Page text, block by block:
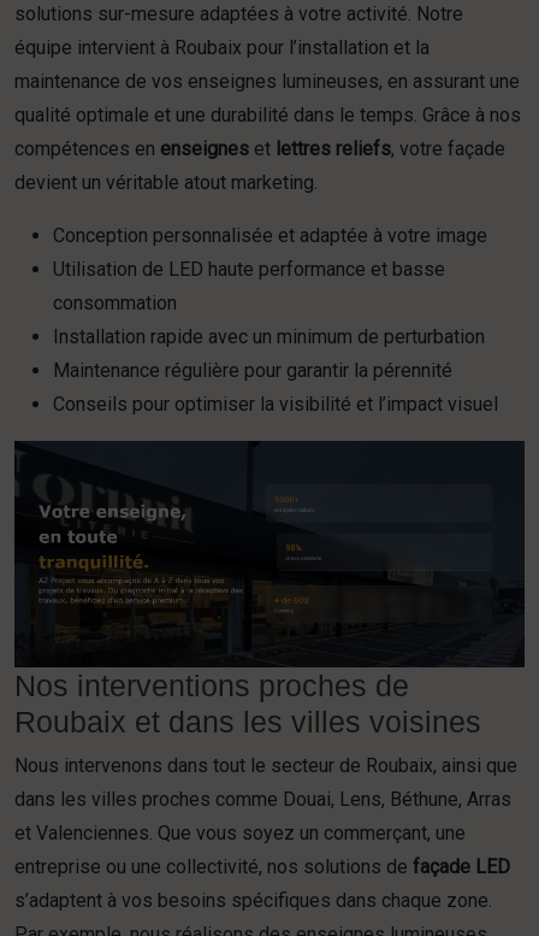
solutions sur-mesure adaptées à votre activité. Notre
équipe intervient à Roubaix pour l’installation et la
maintenance de vos enseignes lumineuses, en assurant une
qualité optimale et une durabilité dans le temps. Grâce à nos
compétences en enseignes et lettres reliefs, votre façade
devient un véritable atout marketing.
Conception personnalisée et adaptée à votre image
Utilisation de LED haute performance et basse
consommation
Installation rapide avec un minimum de perturbation
Maintenance régulière pour garantir la pérennité
Conseils pour optimiser la visibilité et l’impact visuel
Nos interventions proches de
Roubaix et dans les villes voisines
Nous intervenons dans tout le secteur de Roubaix, ainsi que
dans les villes proches comme Douai, Lens, Béthune, Arras
et Valenciennes. Que vous soyez un commerçant, une
entreprise ou une collectivité, nos solutions de façade LED
s’adaptent à vos besoins spécifiques dans chaque zone.